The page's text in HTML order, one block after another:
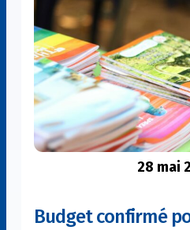
28 mai
Budget confirmé